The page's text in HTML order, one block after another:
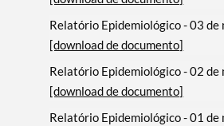
Relatório Epidemiológico - 03 de
[download de documento]
Relatório Epidemiológico - 02 de
[download de documento]
Relatório Epidemiológico - 01 de